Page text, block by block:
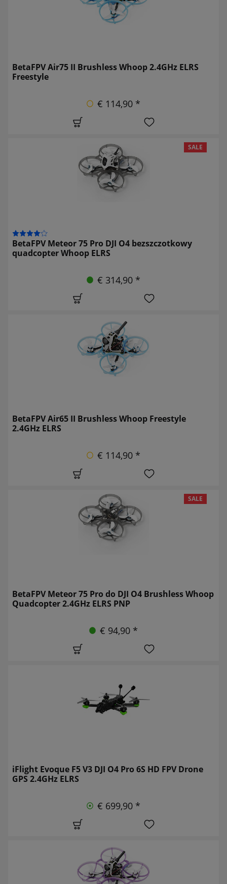
BetaFPV Air75 II Brushless Whoop 2.4GHz ELRS
Freestyle
€ 114,90 *
SALE
BetaFPV Meteor 75 Pro DJI O4 bezszczotkowy
quadcopter Whoop ELRS
€ 314,90 *
BetaFPV Air65 II Brushless Whoop Freestyle
2.4GHz ELRS
€ 114,90 *
SALE
BetaFPV Meteor 75 Pro do DJI O4 Brushless Whoop
Quadcopter 2.4GHz ELRS PNP
€ 94,90 *
iFlight Evoque F5 V3 DJI O4 Pro 6S HD FPV Drone
GPS 2.4GHz ELRS
€ 699,90 *